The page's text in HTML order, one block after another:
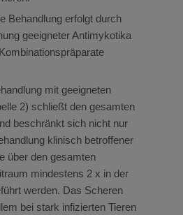
Behandlung erfolgt durch
geeigneter Antimykotika
mit geeigneten
2) schließt den gesamten
beschränkt sich nicht nur
klinisch betroffener
über den gesamten
mindestens 2 x in der
werden. Das Scheren
bei stark infizierten Tieren